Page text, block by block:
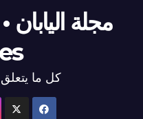
كل ما يتعلق